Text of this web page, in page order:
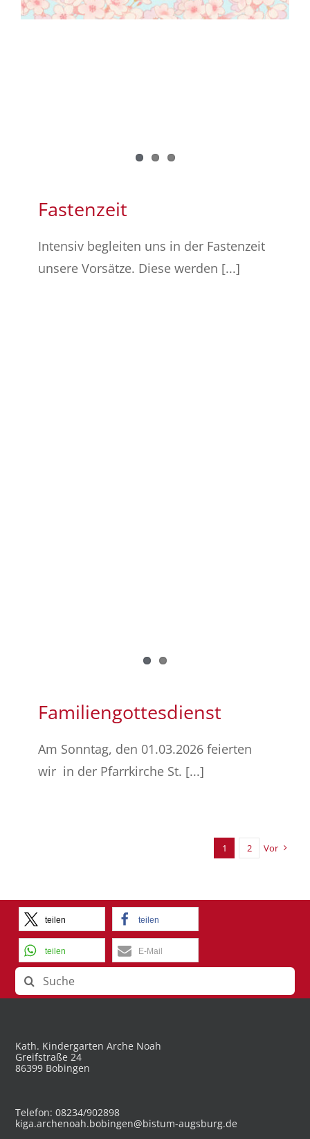
Fastenzeit
Intensiv begleiten uns in der Fastenzeit
unsere Vorsätze. Diese werden [...]
Familiengottesdienst
Am Sonntag, den 01.03.2026 feierten
wir in der Pfarrkirche St. [...]
1 2 Vor
teilen teilen
teilen E-Mail
Suche
nach:
Kath. Kindergarten Arche Noah
Greifstraße 24
86399 Bobingen
Telefon: 08234/902898
kiga.archenoah.bobingen@bistum-augsburg.de